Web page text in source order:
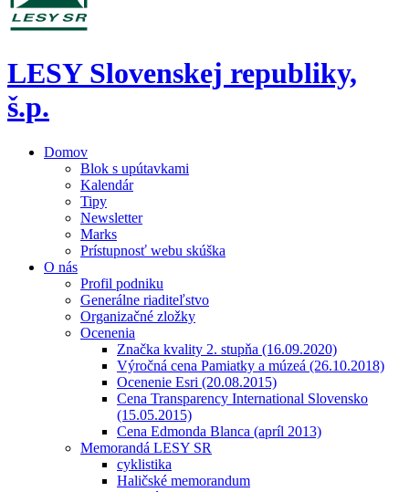
LESY Slovenskej republiky,
š.p.
Domov
Blok s upútavkami
Kalendár
Tipy
Newsletter
Marks
Prístupnosť webu skúška
O nás
Profil podniku
Generálne riaditeľstvo
Organizačné zložky
Ocenenia
Značka kvality 2. stupňa (16.09.2020)
Výročná cena Pamiatky a múzeá (26.10.2018)
Ocenenie Esri (20.08.2015)
Cena Transparency International Slovensko
(15.05.2015)
Cena Edmonda Blanca (apríl 2013)
Memorandá LESY SR
cyklistika
Haličské memorandum